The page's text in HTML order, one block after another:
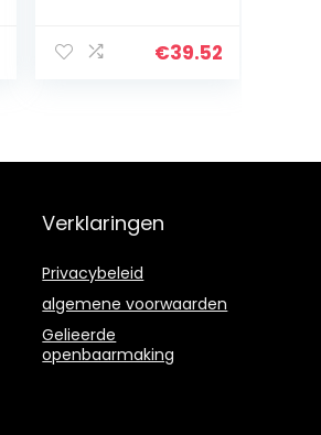
Gellabyvrije€39.52
Verklaringen
Privacybeleid
algemene voorwaarden
Gelieerde
openbaarmaking